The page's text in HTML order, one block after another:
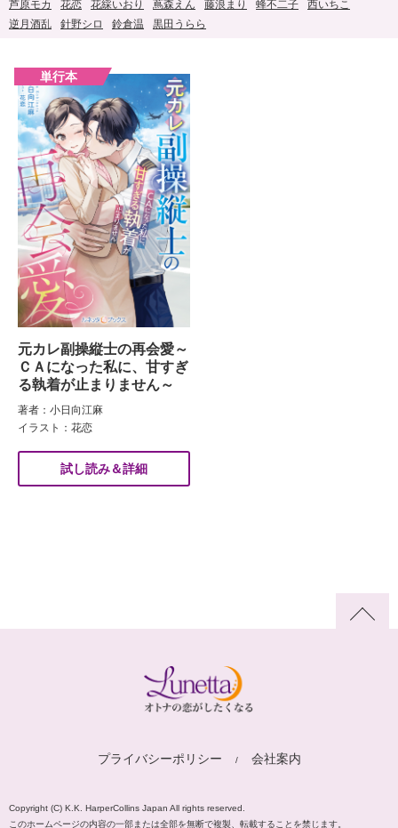
芦原モカ
花恋 花綵いおり 蔦森えん 藤浪まり 蜂不二子
西いちこ
逆月酒乱
針野シロ 鈴倉温 黒田うらら
元カレ副操縦士の再会愛～
ＣＡになった私に、甘すぎ
る執着が止まりません～
著者：小日向江麻
イラスト：花恋
試し読み＆詳細
プライバシーポリシー 会社案内
Copyright (C) K.K. HarperCollins Japan All rights reserved.
このホームページの内容の一部または全部を無断で複製、転載することを禁じます。